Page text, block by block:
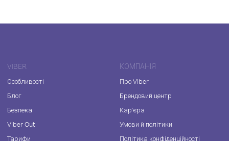
VIBER
Особливості
Блог
Безпека
Viber Out
Тарифи
КОМПАНІЯ
Про Viber
Брендовий центр
Кар'єра
Умови й політики
Політика конфіденційності